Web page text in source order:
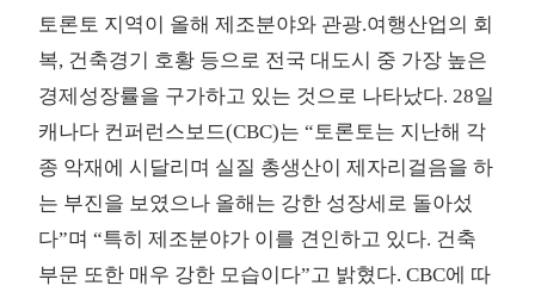
토론토 지역이 올해 제조분야와 관광.여행산업의 회
복, 건축경기 호황 등으로 전국 대도시 중 가장 높은
경제성장률을 구가하고 있는 것으로 나타났다. 28일
캐나다 컨퍼런스보드(CBC)는 “토론토는 지난해 각
종 악재에 시달리며 실질 총생산이 제자리걸음을 하
는 부진을 보였으나 올해는 강한 성장세로 돌아섰
다”며 “특히 제조분야가 이를 견인하고 있다. 건축
부문 또한 매우 강한 모습이다”고 밝혔다. CBC에 따